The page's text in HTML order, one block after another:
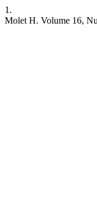
1.
Molet H. Volume 16,